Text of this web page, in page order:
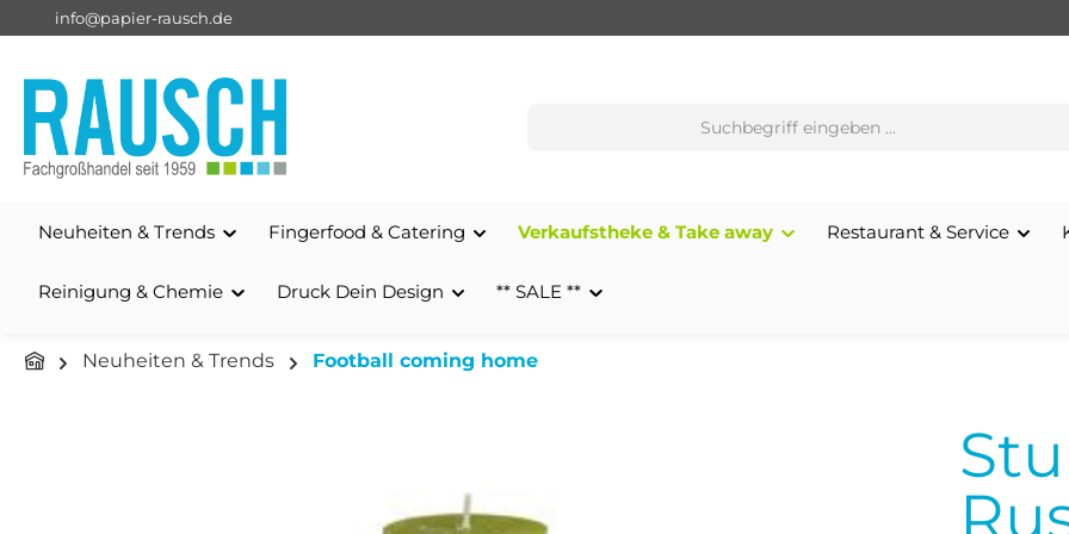
Zur Hauptnavigation springen
info@papier-rausch.de
Neuheiten & Trends Fingerfood & Catering Verkaufstheke & Take away Restaurant & Service
Reinigung & Chemie Druck Dein Design ** SALE **
Neuheiten & Trends Football coming home